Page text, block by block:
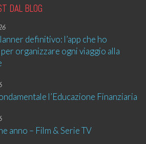
DAL BLOG
definitivo: l’app che ho
organizzare ogni viaggio alla
l’Educazione Finanziaria
anno – Film & Serie TV